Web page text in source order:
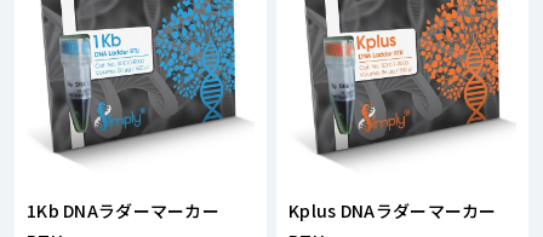
1Kb DNAラダーマーカー
Kplus DNAラダーマーカー